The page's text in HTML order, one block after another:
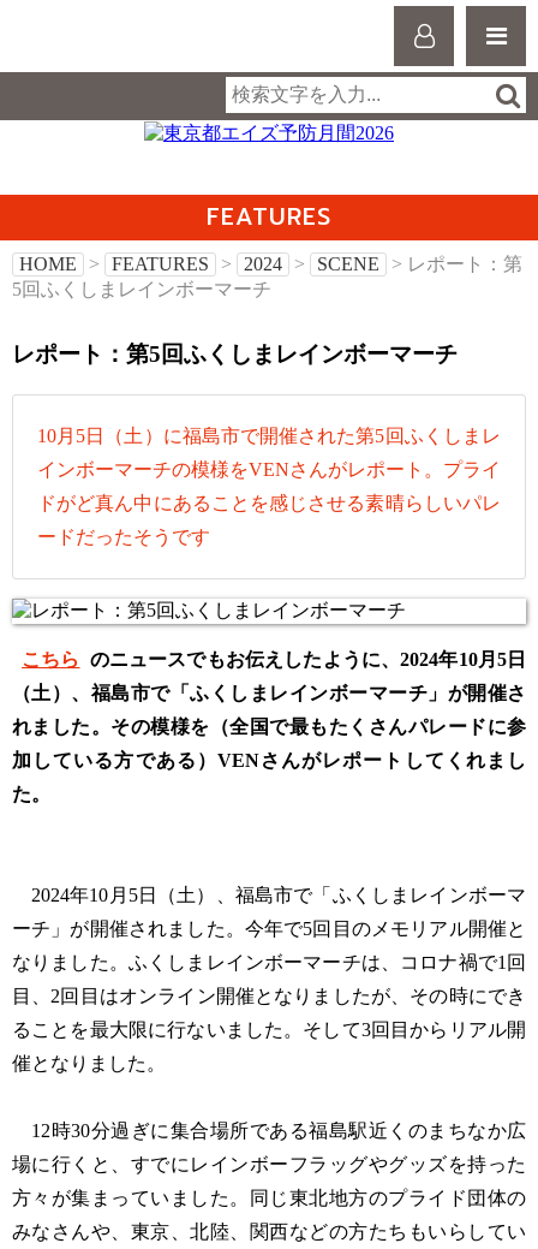
FEATURES
HOME > FEATURES > 2024 > SCENE
> レポート：第
5回ふくしまレインボーマーチ
レポート：第5回ふくしまレインボーマーチ
10月5日（土）に福島市で開催された第5回ふくしまレ
インボーマーチの模様をVENさんがレポート。プライ
ドがど真ん中にあることを感じさせる素晴らしいパレ
ードだったそうです
こちら
のニュースでもお伝えしたように、2024年10月5日
（土）、福島市で「ふくしまレインボーマーチ」が開催さ
れました。その模様を（全国で最もたくさんパレードに参
加している方である）VENさんがレポートしてくれまし
た。
2024年10月5日（土）、福島市で「ふくしまレインボーマ
ーチ」が開催されました。今年で5回目のメモリアル開催と
なりました。ふくしまレインボーマーチは、コロナ禍で1回
目、2回目はオンライン開催となりましたが、その時にでき
ることを最大限に行ないました。そして3回目からリアル開
催となりました。
12時30分過ぎに集合場所である福島駅近くのまちなか広
場に行くと、すでにレインボーフラッグやグッズを持った
方々が集まっていました。同じ東北地方のプライド団体の
みなさんや、東京、北陸、関西などの方たちもいらしてい